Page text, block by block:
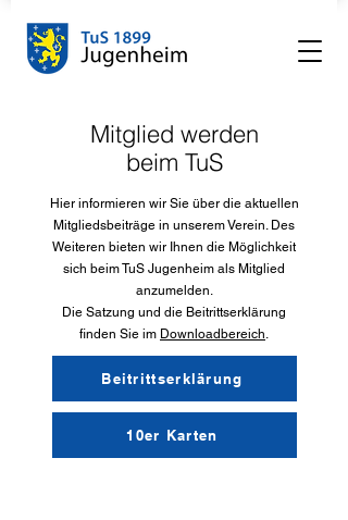
Mitglied werden
beim TuS
Hier informieren wir Sie über die aktuellen
Mitgliedsbeiträge in unserem Verein. Des
Weiteren bieten wir Ihnen die Möglichkeit
sich beim TuS Jugenheim als Mitglied
anzumelden.
Die Satzung und die Beitrittserklärung
finden Sie im Downloadbereich.
Beitrittserklärung
10er Karten